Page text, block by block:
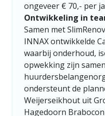
ongeveer € 70,- per
Ontwikkeling in
Samen met
INNAX ontwikkelde
waarbij onderhoud,
opwekking zijn
ondersteunt de
Weijerseikhout uit
Hagedoorn